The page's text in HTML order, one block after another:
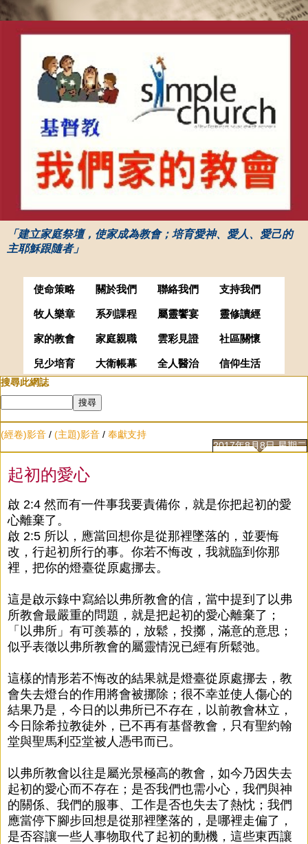
「建立家庭祭壇，使家成為教會；培育愛神、愛人、愛己的
主耶穌跟隨者」
使命策略 關於我們 聯絡我們 支持我們
牧人樂章 系列課程 屬靈饗宴 靈修讀經
家的教會 家庭親職 雲彩見證 社區關懷
兒少培育 大衛帳幕 全人醫治
信仰生活
搜尋此網誌
(經卷)影音 / (主題)影音 / 奉獻支持
2017年8月8日 星期二
起初的愛心
啟 2:4 然而有一件事我要責備你，就是你把起初的愛
心離棄了。
啟 2:5 所以，應當回想你是從那裡墜落的，並要悔
改，行起初所行的事。你若不悔改，我就臨到你那
裡，把你的燈臺從原處挪去。
這是啟示錄中寫給以弗所教會的信，當中提到了以弗
所教會最嚴重的問題，就是把起初的愛心離棄了；
「以弗所」有可羨慕的，放鬆，投擲，滿意的意思；
似乎表徵以弗所教會的屬靈情況已經有所鬆弛。
這樣的情形若不悔改的結果就是燈臺從原處挪去，教
會失去燈台的作用將會被挪除；很不幸並使人傷心的
結果乃是，今日的以弗所已不存在，以前教會林立，
今日除希拉教徒外，已不再有基督教會，只有聖約翰
堂與聖馬利亞堂被人憑弔而已。
以弗所教會以往是屬光景極高的教會，如今乃因失去
起初的愛心而不存在；是否我們也需小心，我們與神
的關係、我們的服事、工作是否也失去了熱忱；我們
應當停下腳步回想是從那裡墜落的，是哪裡走偏了，
是否容讓一些人事物取代了起初的動機，這些東西讓